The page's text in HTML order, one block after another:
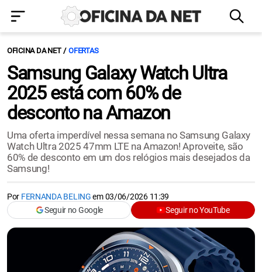
OFICINA DA NET OFERTAS
Samsung Galaxy Watch Ultra
2025 está com 60% de
desconto na Amazon
Uma oferta imperdível nessa semana no Samsung Galaxy
Watch Ultra 2025 47mm LTE na Amazon! Aproveite, são
60% de desconto em um dos relógios mais desejados da
Samsung!
Por FERNANDA BELINGem03/06/2026 11:39
Seguir no Google
Seguir no YouTube